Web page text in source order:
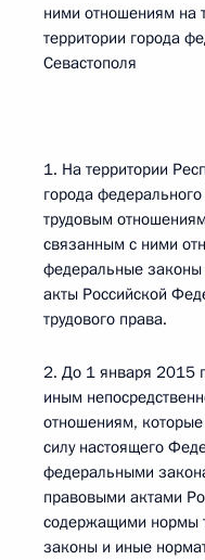
ними отношениям на
территории города
Севастополя
1. На территории
города
трудовым
связанным с ними
федеральные
акты Российской
трудового права.
2. До 1 января 2015
иным
отношениям,
силу настоящего
федеральными
правовыми актами
содержащими нормы
законы и иные